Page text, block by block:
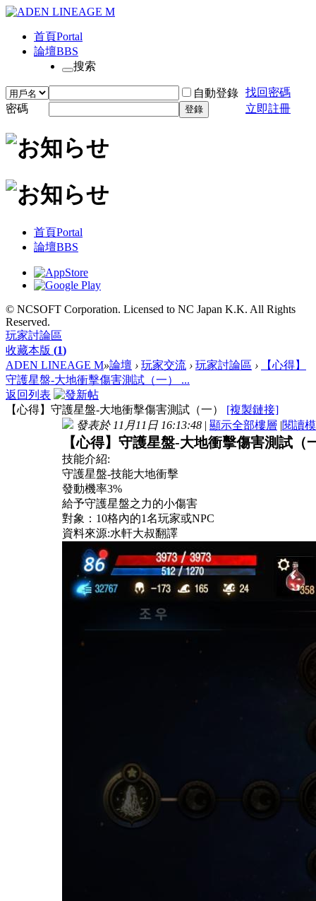
首頁Portal
論壇BBS
搜索
自動登錄 找回密碼
密碼
登錄 立即註冊
首頁Portal
論壇BBS
© NCSOFT Corporation. Licensed to NC Japan K.K. All Rights
Reserved.
玩家討論區
收藏本版 (1)
ADEN LINEAGE M»論壇 › 玩家交流 › 玩家討論區 ›
【心得】
守護星盤-大地衝擊傷害測試（一） ...
返回列表
【心得】守護星盤-大地衝擊傷害測試（一） [複製鏈接]
發表於 11月11日 16:13:48 | 顯示全部樓層 |閱讀
【心得】守護星盤-大地衝擊傷害測試（
技能介紹:
守護星盤-技能大地衝擊
發動機率3%
給予守護星盤之力的小傷害
對象： 10格內的1名玩家或NPC
資料來源:水軒大叔翻譯